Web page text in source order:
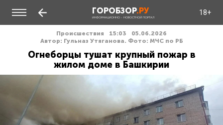
ГОРОБЗОР.РУ
ИНФОРМАЦИОННО - НОВОСТНОЙ ПОРТАЛ
18+
Происшествия 15:03
05.06.2026
Автор: Гульназ Утяганова. Фото: МЧС по РБ
Огнеборцы тушат крупный пожар в
жилом доме в Башкирии